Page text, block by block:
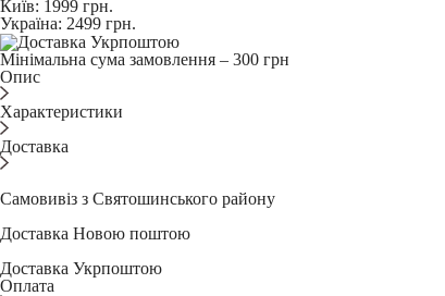
Київ: 1999 грн.
Україна: 2499 грн.
Мінімальна сума замовлення – 300 грн
Опис
Характеристики
Доставка
Самовивіз з Святошинського району
Доставка Новою поштою
Доставка Укрпоштою
Оплата